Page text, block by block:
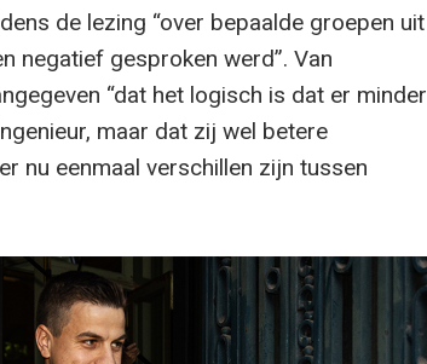
de lezing “over bepaalde groepen uit
negatief gesproken werd”. Van
“dat het logisch is dat er minder
maar dat zij wel betere
nu eenmaal verschillen zijn tussen